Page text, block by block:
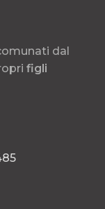
dal
figli